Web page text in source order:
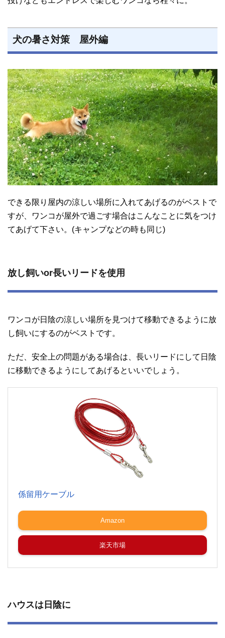
犬の暑さ対策 屋外編
できる限り屋内の涼しい場所に入れてあげるのがベストで
すが、ワンコが屋外で過ごす場合はこんなことに気をつけ
てあげて下さい。(キャンプなどの時も同じ)
放し飼いor長いリードを使用
ワンコが日陰の涼しい場所を見つけて移動できるように放
し飼いにするのがベストです。
ただ、安全上の問題がある場合は、長いリードにして日陰
に移動できるようにしてあげるといいでしょう。
係留用ケーブル
Amazon
楽天市場
ハウスは日陰に